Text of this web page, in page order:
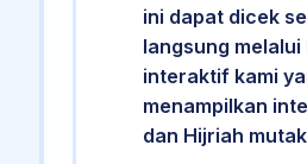
ini dapat dicek
langsung
interaktif kami
menampilkan
dan Hijriah